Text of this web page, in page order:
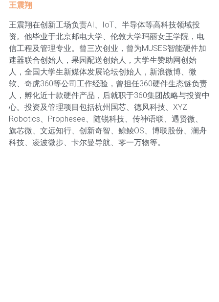
王震翔
王震翔在创新工场负责AI、IoT、半导体等高科技领域投
资。他毕业于北京邮电大学、伦敦大学玛丽女王学院，电
信工程及管理专业。曾三次创业，曾为MUSES智能硬件加
速器联合创始人，果园配送创始人，大学生赞助网创始
人，全国大学生新媒体发展论坛创始人，新浪微博、微
软、奇虎360等公司工作经验，曾担任360硬件生态链负责
人，孵化近十款硬件产品，后就职于360集团战略与投资中
心。投资及管理项目包括杭州国芯、德风科技、XYZ
Robotics、Prophesee、随锐科技、传神语联、遇贤微、
旗芯微、文远知行、创新奇智、鲸鲮OS、博联股份、澜舟
科技、凌波微步、卡尔曼导航、零一万物等。